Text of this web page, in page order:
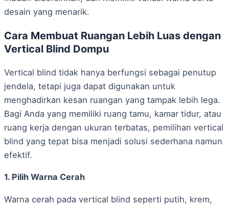
desain yang menarik.
Cara Membuat Ruangan Lebih Luas dengan
Vertical Blind Dompu
Vertical blind tidak hanya berfungsi sebagai penutup
jendela, tetapi juga dapat digunakan untuk
menghadirkan kesan ruangan yang tampak lebih lega.
Bagi Anda yang memiliki ruang tamu, kamar tidur, atau
ruang kerja dengan ukuran terbatas, pemilihan vertical
blind yang tepat bisa menjadi solusi sederhana namun
efektif.
1. Pilih Warna Cerah
Warna cerah pada vertical blind seperti putih, krem,